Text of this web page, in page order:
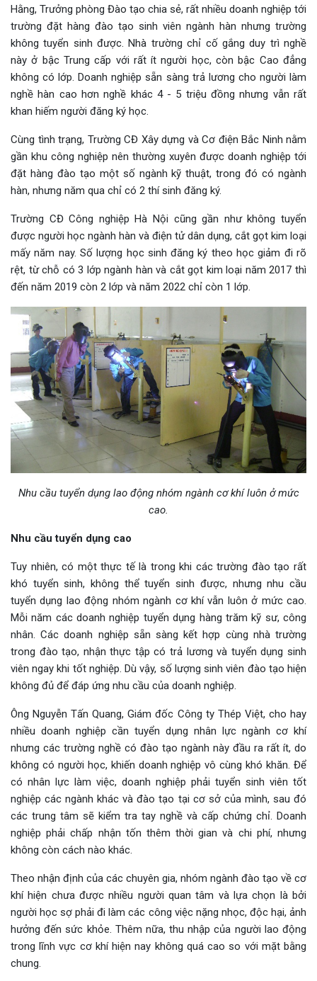
Hằng, Trưởng phòng Đào tạo chia sẻ, rất nhiều doanh nghiệp tới
trường đặt hàng đào tạo sinh viên ngành hàn nhưng trường
không tuyển sinh được. Nhà trường chỉ cố gắng duy trì nghề
này ở bậc Trung cấp với rất ít người học, còn bậc Cao đẳng
không có lớp. Doanh nghiệp sẵn sàng trả lương cho người làm
nghề hàn cao hơn nghề khác 4 - 5 triệu đồng nhưng vẫn rất
khan hiếm người đăng ký học.
Cùng tình trạng, Trường CĐ Xây dựng và Cơ điện Bắc Ninh nằm
gần khu công nghiệp nên thường xuyên được doanh nghiệp tới
đặt hàng đào tạo một số ngành kỹ thuật, trong đó có ngành
hàn, nhưng năm qua chỉ có 2 thí sinh đăng ký.
Trường CĐ Công nghiệp Hà Nội cũng gần như không tuyển
được người học ngành hàn và điện tử dân dụng, cắt gọt kim loại
mấy năm nay. Số lượng học sinh đăng ký theo học giảm đi rõ
rệt, từ chỗ có 3 lớp ngành hàn và cắt gọt kim loại năm 2017 thì
đến năm 2019 còn 2 lớp và năm 2022 chỉ còn 1 lớp.
Nhu cầu tuyển dụng lao động nhóm ngành cơ khí luôn ở mức
cao.
Nhu cầu tuyển dụng cao
Tuy nhiên, có một thực tế là trong khi các trường đào tạo rất
khó tuyển sinh, không thể tuyển sinh được, nhưng nhu cầu
tuyển dụng lao động nhóm ngành cơ khí vẫn luôn ở mức cao.
Mỗi năm các doanh nghiệp tuyển dụng hàng trăm kỹ sư, công
nhân. Các doanh nghiệp sẵn sàng kết hợp cùng nhà trường
trong đào tạo, nhận thực tập có trả lương và tuyển dụng sinh
viên ngay khi tốt nghiệp. Dù vậy, số lượng sinh viên đào tạo hiện
không đủ để đáp ứng nhu cầu của doanh nghiệp.
Ông Nguyễn Tấn Quang, Giám đốc Công ty Thép Việt, cho hay
nhiều doanh nghiệp cần tuyển dụng nhân lực ngành cơ khí
nhưng các trường nghề có đào tạo ngành này đầu ra rất ít, do
không có người học, khiến doanh nghiệp vô cùng khó khăn. Để
có nhân lực làm việc, doanh nghiệp phải tuyển sinh viên tốt
nghiệp các ngành khác và đào tạo tại cơ sở của mình, sau đó
các trung tâm sẽ kiểm tra tay nghề và cấp chứng chỉ. Doanh
nghiệp phải chấp nhận tốn thêm thời gian và chi phí, nhưng
không còn cách nào khác.
Theo nhận định của các chuyên gia, nhóm ngành đào tạo về cơ
khí hiện chưa được nhiều người quan tâm và lựa chọn là bởi
người học sợ phải đi làm các công việc nặng nhọc, độc hại, ảnh
hưởng đến sức khỏe. Thêm nữa, thu nhập của người lao động
trong lĩnh vực cơ khí hiện nay không quá cao so với mặt bằng
chung.